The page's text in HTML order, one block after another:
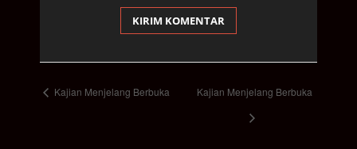
E Kajian Menjelang Berbuka Kajian Menjelang Berbuka